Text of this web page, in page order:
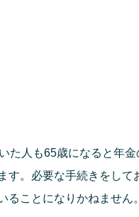
た人も65歳になると年
す。必要な手続きをして
ことになりかねません。